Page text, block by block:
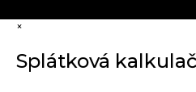
×
Splátková